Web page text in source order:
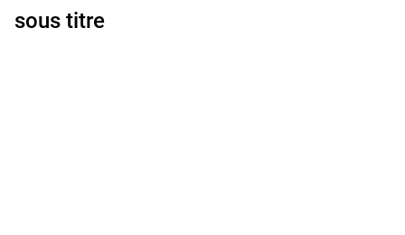
sous titre